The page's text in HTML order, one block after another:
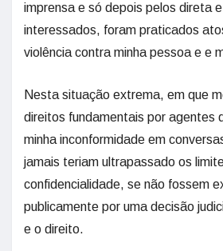
imprensa e só depois pelos direta
interessados, foram praticados
violência contra minha pessoa e e
Nesta situação extrema, em que
direitos fundamentais por agentes
minha inconformidade em
jamais teriam ultrapassado os
confidencialidade, se não fossem
publicamente por uma decisão
e o direito.